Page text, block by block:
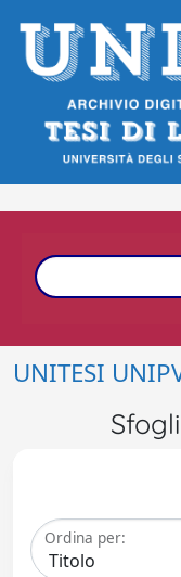
UNITESI
Ordina per: